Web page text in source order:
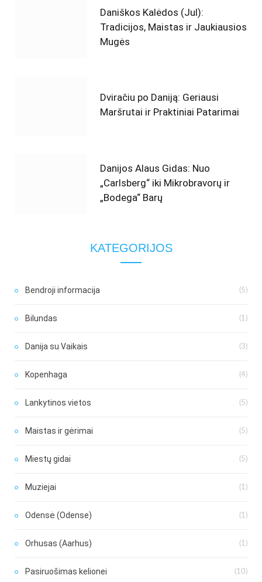
Daniškos Kalėdos (Jul):
Tradicijos, Maistas ir Jaukiausios
Mugės
Dviračiu po Daniją: Geriausi
Maršrutai ir Praktiniai Patarimai
Danijos Alaus Gidas: Nuo
„Carlsberg“ iki Mikrobravorų ir
„Bodega“ Barų
KATEGORIJOS
Bendroji informacija (5)
Bilundas (1)
Danija su Vaikais (3)
Kopenhaga (4)
Lankytinos vietos (5)
Maistas ir gėrimai (5)
Miestų gidai (5)
Muziejai (1)
Odensė (Odense) (1)
Orhusas (Aarhus) (1)
Pasiruošimas kelionei (10)